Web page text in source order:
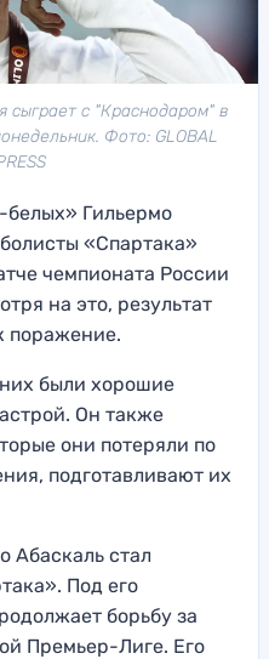
сыграет с "Краснодаром" в
Фото: GLOBAL
белых» Гильермо
«Спартака»
чемпионата России
на это, результат
поражение.
были хорошие
Он также
они потеряли по
подготавливают их
Абаскаль стал
Под его
борьбу за
Премьер-Лиге. Его